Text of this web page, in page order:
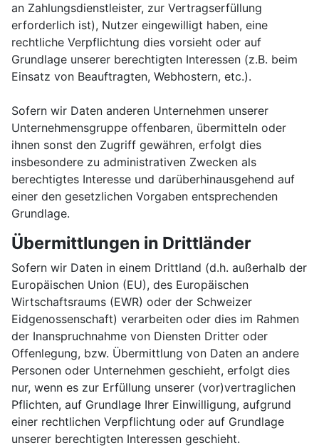
an Zahlungsdienstleister, zur Vertragserfüllung
erforderlich ist), Nutzer eingewilligt haben, eine
rechtliche Verpflichtung dies vorsieht oder auf
Grundlage unserer berechtigten Interessen (z.B. beim
Einsatz von Beauftragten, Webhostern, etc.).
Sofern wir Daten anderen Unternehmen unserer
Unternehmensgruppe offenbaren, übermitteln oder
ihnen sonst den Zugriff gewähren, erfolgt dies
insbesondere zu administrativen Zwecken als
berechtigtes Interesse und darüberhinausgehend auf
einer den gesetzlichen Vorgaben entsprechenden
Grundlage.
Übermittlungen in Drittländer
Sofern wir Daten in einem Drittland (d.h. außerhalb der
Europäischen Union (EU), des Europäischen
Wirtschaftsraums (EWR) oder der Schweizer
Eidgenossenschaft) verarbeiten oder dies im Rahmen
der Inanspruchnahme von Diensten Dritter oder
Offenlegung, bzw. Übermittlung von Daten an andere
Personen oder Unternehmen geschieht, erfolgt dies
nur, wenn es zur Erfüllung unserer (vor)vertraglichen
Pflichten, auf Grundlage Ihrer Einwilligung, aufgrund
einer rechtlichen Verpflichtung oder auf Grundlage
unserer berechtigten Interessen geschieht.